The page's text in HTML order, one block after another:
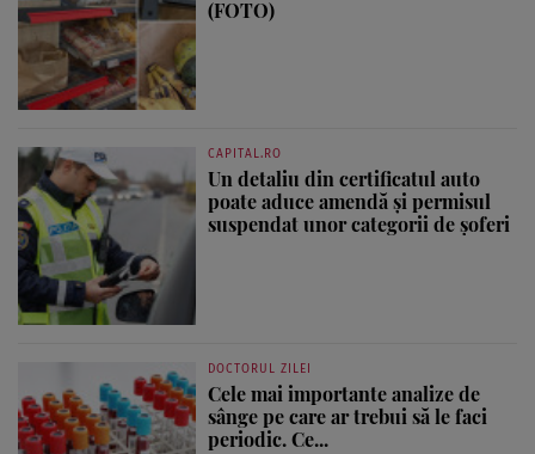
(FOTO)
CAPITAL.RO
Un detaliu din certificatul auto
poate aduce amendă și permisul
suspendat unor categorii de șoferi
DOCTORUL ZILEI
Cele mai importante analize de
sânge pe care ar trebui să le faci
periodic. Ce...